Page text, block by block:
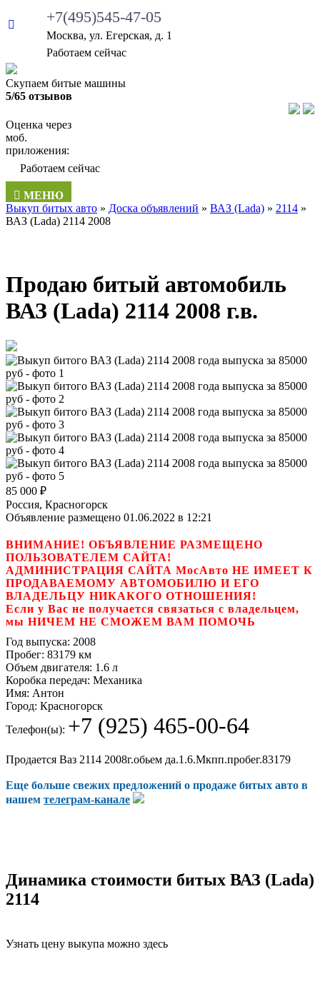
+7(495)545-47-05
Москва, ул. Егерская, д. 1
Работаем сейчас
Скупаем битые машины
5/65 отзывов
Оценка через
моб.
приложения:
Работаем сейчас
МЕНЮ
Выкуп битых авто » Доска объявлений » ВАЗ (Lada) » 2114 »
ВАЗ (Lada) 2114 2008
Продаю битый автомобиль
ВАЗ (Lada) 2114 2008 г.в.
85 000 ₽
Россия, Красногорск
Объявление размещено 01.06.2022 в 12:21
ВНИМАНИЕ! ОБЪЯВЛЕНИЕ РАЗМЕЩЕНО
ПОЛЬЗОВАТЕЛЕМ САЙТА!
АДМИНИСТРАЦИЯ САЙТА МосАвто НЕ ИМЕЕТ К
ПРОДАВАЕМОМУ АВТОМОБИЛЮ И ЕГО
ВЛАДЕЛЬЦУ НИКАКОГО ОТНОШЕНИЯ!
Если у Вас не получается связаться с владельцем,
мы НИЧЕМ НЕ СМОЖЕМ ВАМ ПОМОЧЬ
Год выпуска: 2008
Пробег: 83179 км
Объем двигателя: 1.6 л
Коробка передач: Механика
Имя: Антон
Город: Красногорск
Телефон(ы): +7 (925) 465-00-64
Продается Ваз 2114 2008г.обьем да.1.6.Мкпп.пробег.83179
Еще больше свежих предложений о продаже битых авто в
нашем телеграм-канале
Динамика стоимости битых ВАЗ (Lada)
2114
Узнать цену выкупа можно здесь